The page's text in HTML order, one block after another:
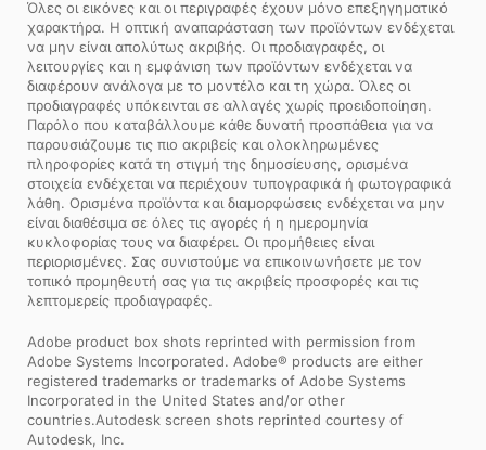
Όλες οι εικόνες και οι περιγραφές έχουν μόνο επεξηγηματικό
χαρακτήρα. Η οπτική αναπαράσταση των προϊόντων ενδέχεται
να μην είναι απολύτως ακριβής. Οι προδιαγραφές, οι
λειτουργίες και η εμφάνιση των προϊόντων ενδέχεται να
διαφέρουν ανάλογα με το μοντέλο και τη χώρα. Όλες οι
προδιαγραφές υπόκεινται σε αλλαγές χωρίς προειδοποίηση.
Παρόλο που καταβάλλουμε κάθε δυνατή προσπάθεια για να
παρουσιάζουμε τις πιο ακριβείς και ολοκληρωμένες
πληροφορίες κατά τη στιγμή της δημοσίευσης, ορισμένα
στοιχεία ενδέχεται να περιέχουν τυπογραφικά ή φωτογραφικά
λάθη. Ορισμένα προϊόντα και διαμορφώσεις ενδέχεται να μην
είναι διαθέσιμα σε όλες τις αγορές ή η ημερομηνία
κυκλοφορίας τους να διαφέρει. Οι προμήθειες είναι
περιορισμένες. Σας συνιστούμε να επικοινωνήσετε με τον
τοπικό προμηθευτή σας για τις ακριβείς προσφορές και τις
λεπτομερείς προδιαγραφές.
Adobe product box shots reprinted with permission from
Adobe Systems Incorporated. Adobe® products are either
registered trademarks or trademarks of Adobe Systems
Incorporated in the United States and/or other
countries.Autodesk screen shots reprinted courtesy of
Autodesk, Inc.